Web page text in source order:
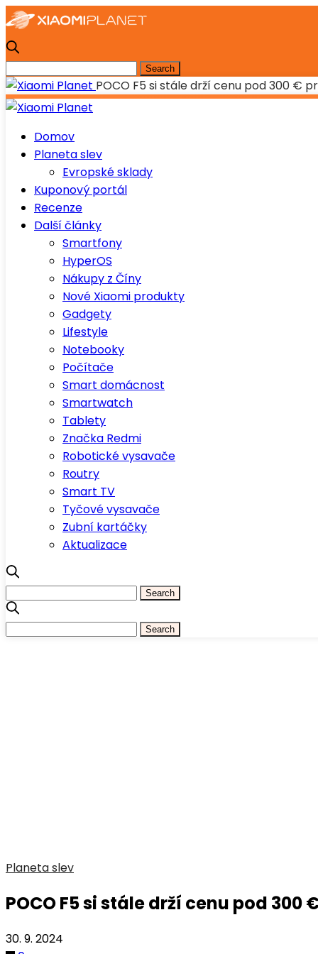
POCO F5 si stále drží cenu pod 300 €
Domov
Planeta slev
Evropské sklady
Kuponový portál
Recenze
Další články
Smartfony
HyperOS
Nákupy z Číny
Nové Xiaomi produkty
Gadgety
Lifestyle
Notebooky
Počítače
Smart domácnost
Smartwatch
Tablety
Značka Redmi
Robotické vysavače
Routry
Smart TV
Tyčové vysavače
Zubní kartáčky
Aktualizace
Planeta slev
POCO F5 si stále drží cenu pod
30. 9. 2024